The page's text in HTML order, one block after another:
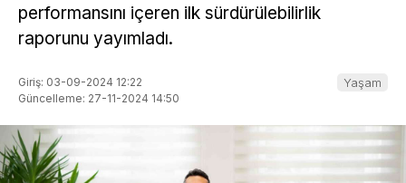
performansını içeren ilk sürdürülebilirlik
raporunu yayımladı.
Giriş: 03-09-2024 12:22
Güncelleme: 27-11-2024 14:50
Yaşam